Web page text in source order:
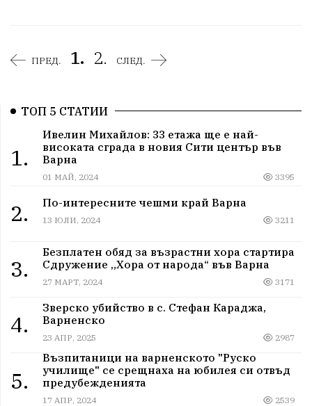
ПРЕД. 1. 2. СЛЕД.
ТОП 5 СТАТИИ
1.
Ивелин Михайлов: 33 етажа ще е най-
високата сграда в новия Сити център във
Варна
01 МАЙ, 2024 3395
2. По-интересните чешми край Варна
13 ЮЛИ, 2024 3211
3.
Безплатен обяд за възрастни хора стартира
Сдружение „Хора от народа“ във Варна
27 МАРТ, 2024 3171
4.
Зверско убийство в с. Стефан Караджа,
Варненско
23 АПР, 2025 2987
5.
Възпитаници на варненското "Руско
училище" се срещнаха на юбилея си отвъд
предубежденията
17 АПР, 2024 2539